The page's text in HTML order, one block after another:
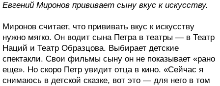
Евгений Миронов прививает сыну вкус к искусству.
Миронов считает, что прививать вкус к искусству
нужно мягко. Он водит сына Петра в театры — в Театр
Наций и Театр Образцова. Выбирает детские
спектакли. Свои фильмы сыну он не показывает «рано
еще». Но скоро Петр увидит отца в кино. «Сейчас я
снимаюсь в детской сказке, вот это — для него в том